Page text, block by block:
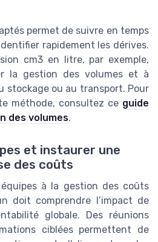
permet de suivre en temps
rapidement les dérives.
cm3 en litre, par exemple,
la gestion des volumes et à
stockage ou au transport. Pour
méthode, consultez ce guide
des volumes.
et instaurer une
des coûts
à la gestion des coûts
doit comprendre l’impact de
globale. Des réunions
ciblées permettent de